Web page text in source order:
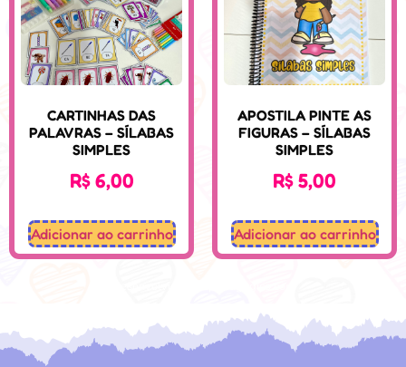
CARTINHAS DAS
PALAVRAS – SÍLABAS
SIMPLES
R$6,00
Adicionar ao carrinho
APOSTILA PINTE AS
FIGURAS – SÍLABAS
SIMPLES
R$5,00
Adicionar ao carrinho